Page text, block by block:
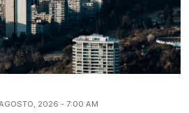
2026 - 7:00 AM